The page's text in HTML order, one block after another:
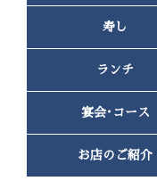
寿し
ランチ
宴会･コース
お店のご紹介